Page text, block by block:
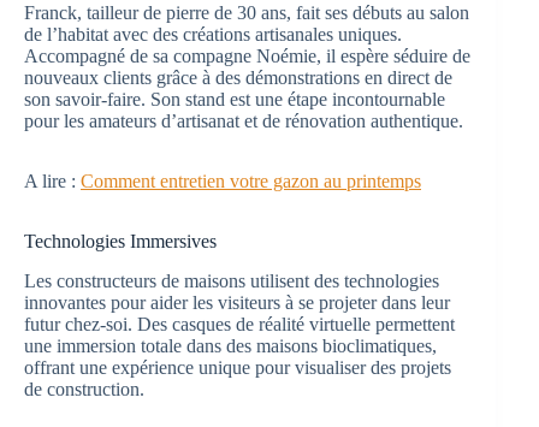
Franck, tailleur de pierre de 30 ans, fait ses débuts au salon
de l’habitat avec des créations artisanales uniques.
Accompagné de sa compagne Noémie, il espère séduire de
nouveaux clients grâce à des démonstrations en direct de
son savoir-faire. Son stand est une étape incontournable
pour les amateurs d’artisanat et de rénovation authentique.
A lire : Comment entretien votre gazon au printemps
Technologies Immersives
Les constructeurs de maisons utilisent des technologies
innovantes pour aider les visiteurs à se projeter dans leur
futur chez-soi. Des casques de réalité virtuelle permettent
une immersion totale dans des maisons bioclimatiques,
offrant une expérience unique pour visualiser des projets
de construction.